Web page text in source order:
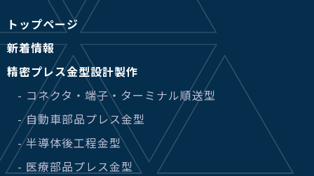
トップページ
新着情報
精密プレス金型設計製作
- コネクタ・端子・ターミナル順送型
- 自動車部品プレス金型
- 半導体後工程金型
- 医療部品プレス金型